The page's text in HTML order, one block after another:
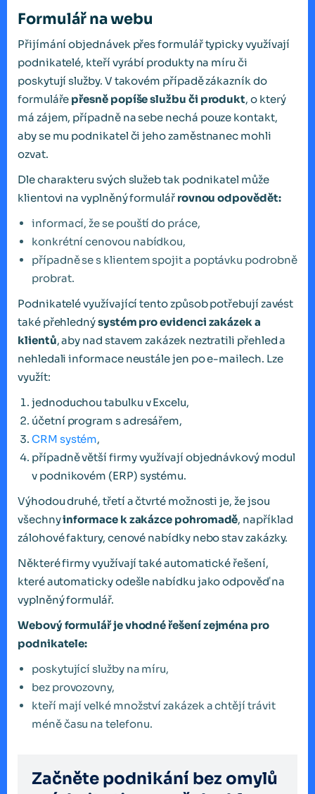
Formulář na webu
Přijímání objednávek přes formulář typicky využívají
podnikatelé, kteří vyrábí produkty na míru či
poskytují služby. V takovém případě zákazník do
formuláře přesně popíše službu či produkt, o který
má zájem, případně na sebe nechá pouze kontakt,
aby se mu podnikatel či jeho zaměstnanec mohli
ozvat.
Dle charakteru svých služeb tak podnikatel může
klientovi na vyplněný formulář rovnou odpovědět:
informací, že se pouští do práce,
konkrétní cenovou nabídkou,
případně se s klientem spojit a poptávku podrobně
probrat.
Podnikatelé využívající tento způsob potřebují zavést
také přehlednýsystém pro evidenci zakázek a
klientů, aby nad stavem zakázek neztratili přehled a
nehledali informace neustále jen po e-mailech. Lze
využít:
jednoduchou tabulku v Excelu,
účetní program s adresářem,
CRM systém,
případně větší firmy využívají objednávkový modul
v podnikovém (ERP) systému.
Výhodou druhé, třetí a čtvrté možnosti je, že jsou
všechnyinformace k zakázce pohromadě, například
zálohové faktury, cenové nabídky nebo stav zakázky.
Některé firmy využívají také automatické řešení,
které automaticky odešle nabídku jako odpověď na
vyplněný formulář.
Webový formulář je vhodné řešení zejména pro
podnikatele:
poskytující služby na míru,
bez provozovny,
kteří mají velké množství zakázek a chtějí trávit
méně času na telefonu.
Začněte podnikání bez omylů